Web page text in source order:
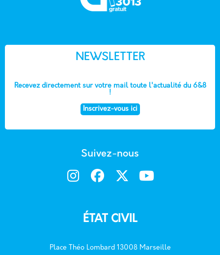
NEWSLETTER
Recevez directement sur votre mail toute l'actualité du 6&8
!
Inscrivez-vous ici
Suivez-nous
ÉTAT CIVIL
Place Théo Lombard 13008 Marseille